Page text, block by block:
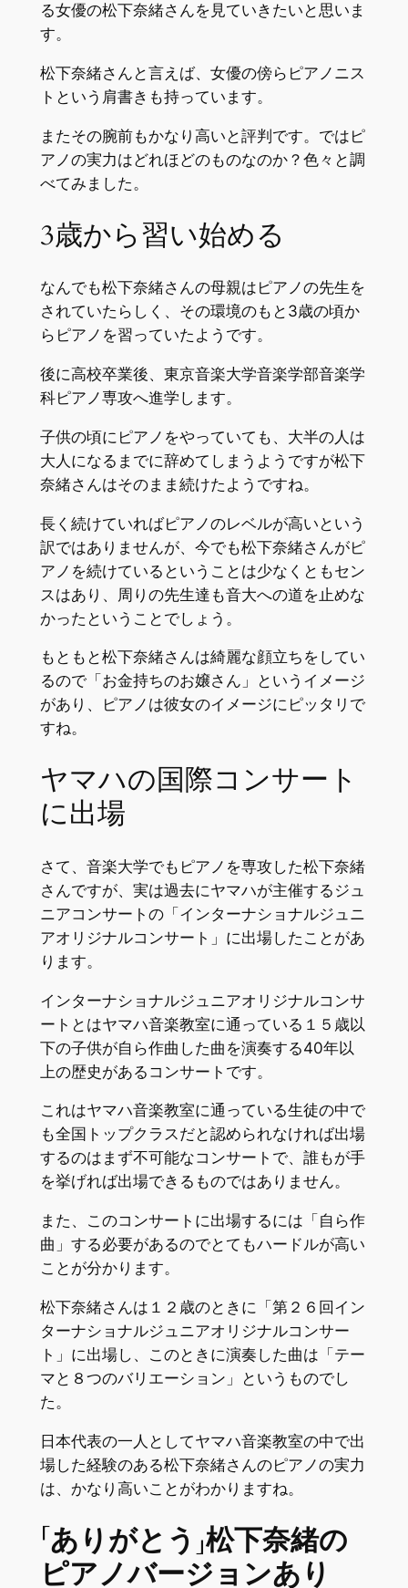
る女優の松下奈緒さんを見ていきたいと思いま
す。
松下奈緒さんと言えば、女優の傍らピアノニス
トという肩書きも持っています。
またその腕前もかなり高いと評判です。ではピ
アノの実力はどれほどのものなのか？色々と調
べてみました。
3歳から習い始める
なんでも松下奈緒さんの母親はピアノの先生を
されていたらしく、その環境のもと3歳の頃か
らピアノを習っていたようです。
後に高校卒業後、東京音楽大学音楽学部音楽学
科ピアノ専攻へ進学します。
子供の頃にピアノをやっていても、大半の人は
大人になるまでに辞めてしまうようですが松下
奈緒さんはそのまま続けたようですね。
長く続けていればピアノのレベルが高いという
訳ではありませんが、今でも松下奈緒さんがピ
アノを続けているということは少なくともセン
スはあり、周りの先生達も音大への道を止めな
かったということでしょう。
もともと松下奈緒さんは綺麗な顔立ちをしてい
るので「お金持ちのお嬢さん」というイメージ
があり、ピアノは彼女のイメージにピッタリで
すね。
ヤマハの国際コンサート
に出場
さて、音楽大学でもピアノを専攻した松下奈緒
さんですが、実は過去にヤマハが主催するジュ
ニアコンサートの「インターナショナルジュニ
アオリジナルコンサート」に出場したことがあ
ります。
インターナショナルジュニアオリジナルコンサ
ートとはヤマハ音楽教室に通っている１５歳以
下の子供が自ら作曲した曲を演奏する40年以
上の歴史があるコンサートです。
これはヤマハ音楽教室に通っている生徒の中で
も全国トップクラスだと認められなければ出場
するのはまず不可能なコンサートで、誰もが手
を挙げれば出場できるものではありません。
また、このコンサートに出場するには「自ら作
曲」する必要があるのでとてもハードルが高い
ことが分かります。
松下奈緒さんは１２歳のときに「第２６回イン
ターナショナルジュニアオリジナルコンサー
ト」に出場し、このときに演奏した曲は「テー
マと８つのバリエーション」というものでし
た。
日本代表の一人としてヤマハ音楽教室の中で出
場した経験のある松下奈緒さんのピアノの実力
は、かなり高いことがわかりますね。
「ありがとう」松下奈緒の
ピアノバージョンあり